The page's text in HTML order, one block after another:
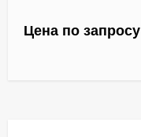
Цена по запросу